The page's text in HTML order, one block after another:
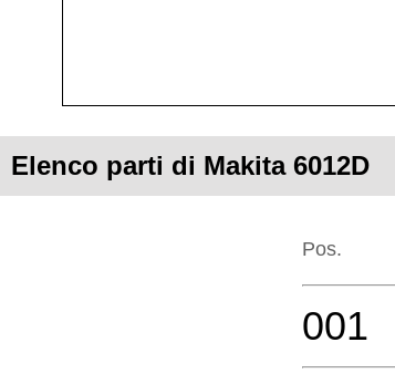
Elenco parti di Makita 6012D
Pos.
001